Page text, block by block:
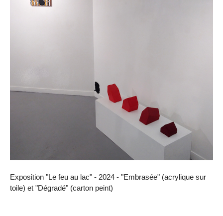
Exposition "Le feu au lac" - 2024 - "Embrasée" (acrylique sur
toile) et "Dégradé" (carton peint)